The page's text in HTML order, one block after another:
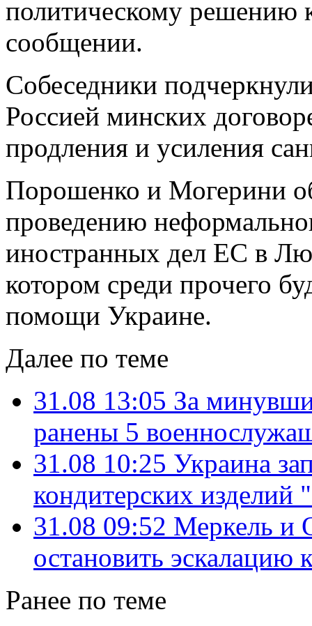
политическому решению
сообщении.
Собеседники
Россией минских
продления и усиления
Порошенко и Могерини
проведению
иностранных дел ЕС в
котором среди прочего
помощи Украине.
Далее по теме
31.08 13:05 За
ранены 5
31.08 10:25 Украина
кондитерских изделий
31.08 09:52 Меркель и
остановить эскалацию
Ранее по теме